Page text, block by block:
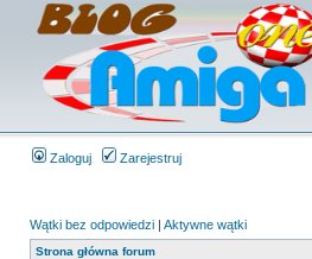
Zaloguj Zarejestruj
Wątki bez odpowiedzi | Aktywne wątki
Strona główna forum